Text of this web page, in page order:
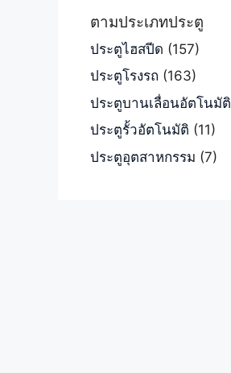
ตามประเภทประตู
ประตูไฮสปีด (157)
ประตูโรงรถ (163)
ประตูบานเลื่อนอัตโนมัติ
ประตูรั้วอัตโนมัติ (11)
ประตูอุตสาหกรรม (7)